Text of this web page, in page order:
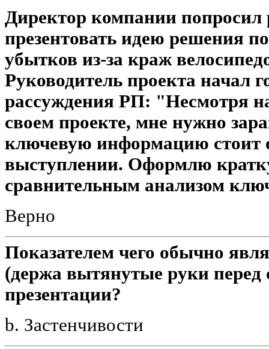
Директор компании попросил
презентовать идею решения
убытков из-за краж
Руководитель проекта начал
рассуждения РП: "Несмотря
своем проекте, мне нужно
ключевую информацию стоит
выступлении. Оформлю
сравнительным анализом
Верно
Показателем чего обычно
(держа вытянутые руки перед
презентации?
b. Застенчивости